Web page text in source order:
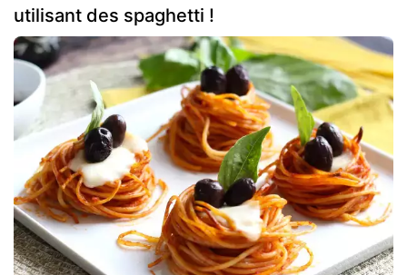
utilisant des spaghetti !